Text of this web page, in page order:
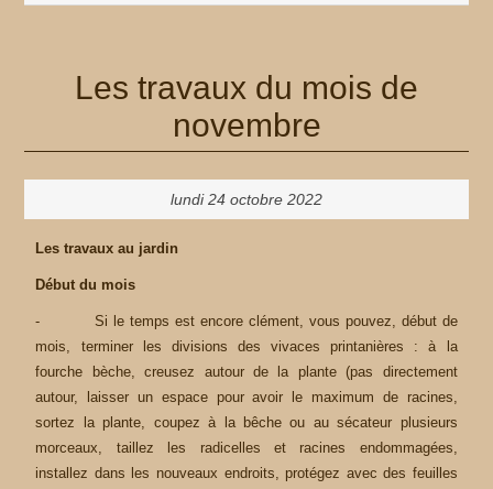
Les travaux du mois de
novembre
lundi 24 octobre 2022
Les travaux au jardin
Début du mois
- Si le temps est encore clément, vous pouvez, début de
mois, terminer les divisions des vivaces printanières : à la
fourche bèche, creusez autour de la plante (pas directement
autour, laisser un espace pour avoir le maximum de racines,
sortez la plante, coupez à la bêche ou au sécateur plusieurs
morceaux, taillez les radicelles et racines endommagées,
installez dans les nouveaux endroits, protégez avec des feuilles